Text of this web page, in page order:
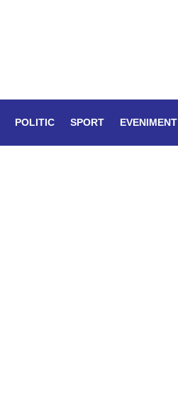
POLITIC SPORT EVENIMENT